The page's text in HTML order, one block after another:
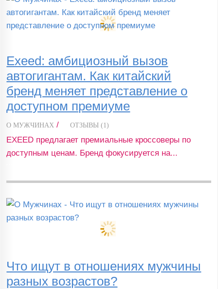
Exeed: амбициозный вызов
автогигантам. Как китайский
бренд меняет представление о
доступном премиуме
О МУЖЧИНАХ / ОТЗЫВЫ (1)
EXEED предлагает премиальные кроссоверы по
доступным ценам. Бренд фокусируется на...
Что ищут в отношениях мужчины
разных возрастов?